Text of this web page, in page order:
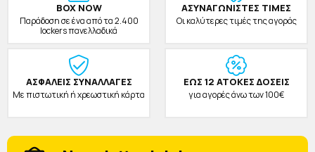
BOX NOW
Παράδοση σε ένα από τα 2.400
lockers πανελλαδικά
ΑΣΥΝΑΓΩΝΙΣΤΕΣ ΤΙΜΕΣ
Οι καλύτερες τιμές της αγοράς
ΑΣΦΑΛΕΙΣ ΣΥΝΑΛΛΑΓΕΣ
Με πιστωτική ή χρεωστική κάρτα
ΕΩΣ 12 ΑΤΟΚΕΣ ΔΟΣΕΙΣ
για αγορές άνω των 100€